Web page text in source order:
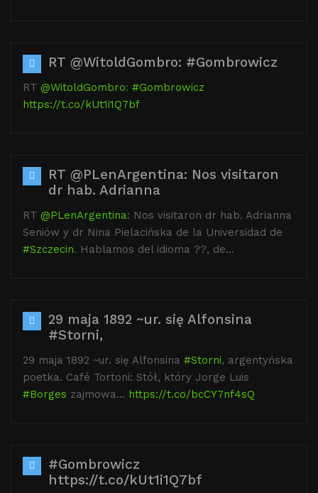
RT @WitoldGombro: #Gombrowicz
RT @WitoldGombro: #Gombrowicz
https://t.co/kUt1i1Q7bf
RT @PLenArgentina: Nos visitaron
dr hab. Adrianna
RT @PLenArgentina: Nos visitaron dr hab. Adrianna
Seniów y dr Nina Pielacińska de la Universidad de
#Szczecin. Hablamos del idioma ??, de…
29 maja 1892 ~ur. się Alfonsina
#Storni,
29 maja 1892 ~ur. się Alfonsina #Storni, argentyńska
poetka. Café Tortoni: Stół, który Jorge Luis
#Borges zajmowa… https://t.co/bcCY7nf4sQ
#Gombrowicz
https://t.co/kUt1i1Q7bf